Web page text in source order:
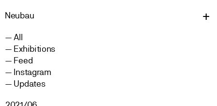
Neubau
All
Exhibitions
Feed
Instagram
Updates